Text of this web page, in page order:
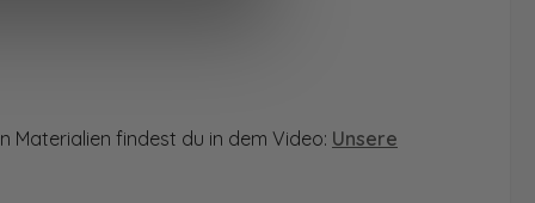
Materialien findest du in dem Video: Unsere